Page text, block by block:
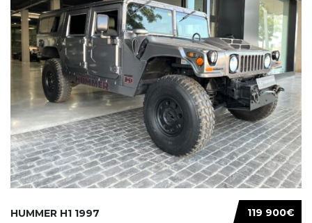
119 900€
HUMMER H1 1997